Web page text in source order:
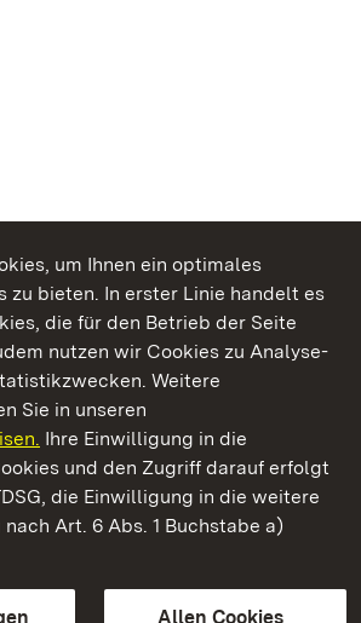
um Ihnen ein optimales
zu bieten. In erster Linie handelt es
die für den Betrieb der Seite
nutzen wir Cookies zu Analyse-
Weitere
Sie in unseren
Ihre Einwilligung in die
und den Zugriff darauf erfolgt
die Einwilligung in die weitere
Art. 6 Abs. 1 Buchstabe a)
Allen Cookies
Genießen.
und Gärten Baden-Württemberg
Sprache